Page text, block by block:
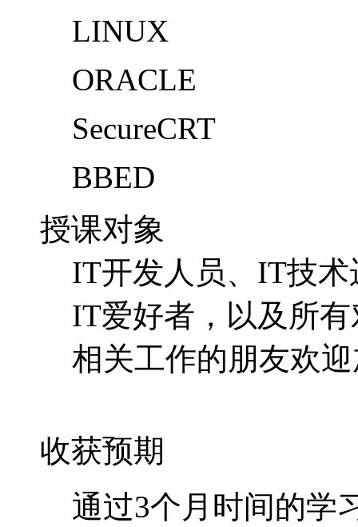
LINUX
ORACLE
SecureCRT
BBED
授课对象
IT开发人员、IT技
IT爱好者，以及所有
相关工作的朋友欢
收获预期
通过3个月时间的学